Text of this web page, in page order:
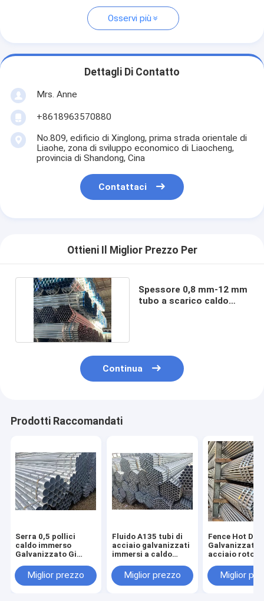
Osservi più
Dettagli Di Contatto
Mrs. Anne
+8618963570880
No.809, edificio di Xinglong, prima strada orientale di
Liaohe, zona di sviluppo economico di Liaocheng,
provincia di Shandong, Cina
Contattaci
Ottieni Il Miglior Prezzo Per
Spessore 0,8 mm-12 mm
tubo a scarico caldo
Continua
Prodotti Raccomandati
Serra 0,5 pollici
caldo immerso
Galvanizzato Gi
Miglior prezzo
Fluido A135 tubi di
acciaio galvanizzati
immersi a caldo
sacchetto di
plastica
Miglior prezzo
Fence Hot Dip
Galvanizzato
acciaio
dimensione
rettangolare
Miglior